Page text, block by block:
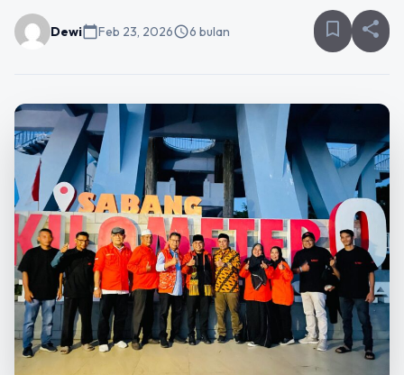
Dewicalendar_todayFeb 23, 2026schedule6 bulan bookmark_border share